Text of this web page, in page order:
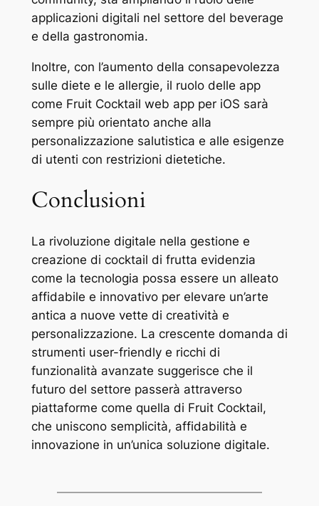
applicazioni digitali nel settore del beverage
e della gastronomia.
Inoltre, con l’aumento della consapevolezza
sulle diete e le allergie, il ruolo delle app
come Fruit Cocktail web app per iOS sarà
sempre più orientato anche alla
personalizzazione salutistica e alle esigenze
di utenti con restrizioni dietetiche.
Conclusioni
La rivoluzione digitale nella gestione e
creazione di cocktail di frutta evidenzia
come la tecnologia possa essere un alleato
affidabile e innovativo per elevare un’arte
antica a nuove vette di creatività e
personalizzazione. La crescente domanda di
strumenti user-friendly e ricchi di
funzionalità avanzate suggerisce che il
futuro del settore passerà attraverso
piattaforme come quella di Fruit Cocktail,
che uniscono semplicità, affidabilità e
innovazione in un’unica soluzione digitale.